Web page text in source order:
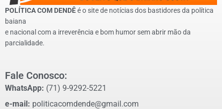
POLÍTICA COM DENDÊé o site de notícias dos bastidores da política
baiana
e nacional com a irreverência e bom humor sem abrir mão da
parcialidade.
Fale Conosco:
WhatsApp: (71) 9-9292-5221
e-mail: politicacomdende@gmail.com